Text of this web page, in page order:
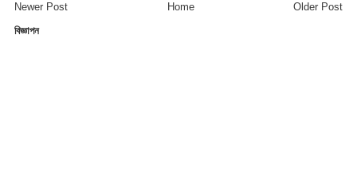
Newer Post Older Post
Home
বিজ্ঞাপন